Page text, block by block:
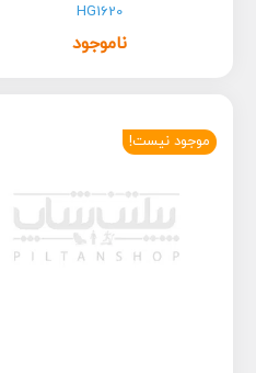
HG1620
ناموجود
موجود نیست!